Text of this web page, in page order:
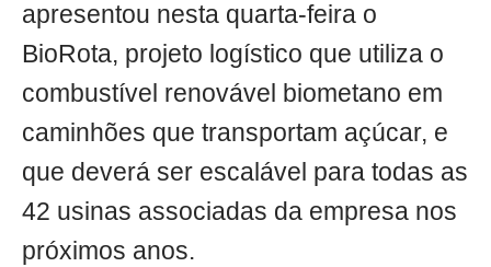
apresentou nesta quarta-feira o
BioRota, projeto logístico que utiliza o
combustível renovável biometano em
caminhões que transportam açúcar, e
que deverá ser escalável para todas as
42 usinas associadas da empresa nos
próximos anos.